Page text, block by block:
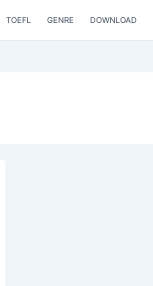
TOEFL GENRE DOWNLOAD